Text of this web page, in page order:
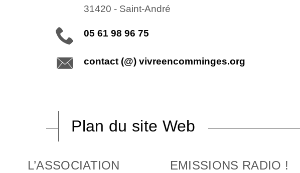
31420 - Saint-André
05 61 98 96 75
contact (@) vivreencomminges.org
Plan du site Web
L’ASSOCIATION EMISSIONS RADIO !